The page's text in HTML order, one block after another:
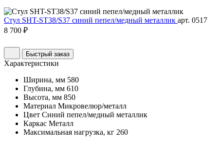
Стул SHT-ST38/S37 синий пепел/медный металлик арт. 0517
8 700 ₽
Быстрый заказ
Характеристики
Ширина, мм 580
Глубина, мм 610
Высота, мм 850
Материал Микровелюр/металл
Цвет Синий пепел/медный металлик
Каркас Металл
Максимальная нагрузка, кг 260